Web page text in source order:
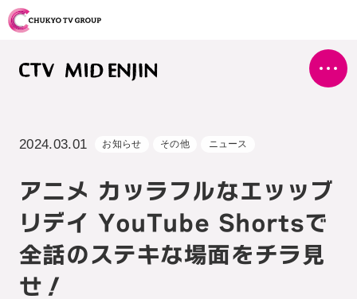
2024.03.01 お知らせ その他 ニュース
アニメ カッラフルなエッッブ
リデイ YouTube Shortsで
全話のステキな場面をチラ見
せ！